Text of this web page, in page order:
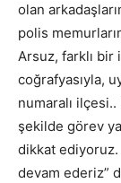
olan
polis
Arsuz, farklı bir
coğrafyasıyla,
numaralı
şekilde görev
dikkat
devam ederiz”